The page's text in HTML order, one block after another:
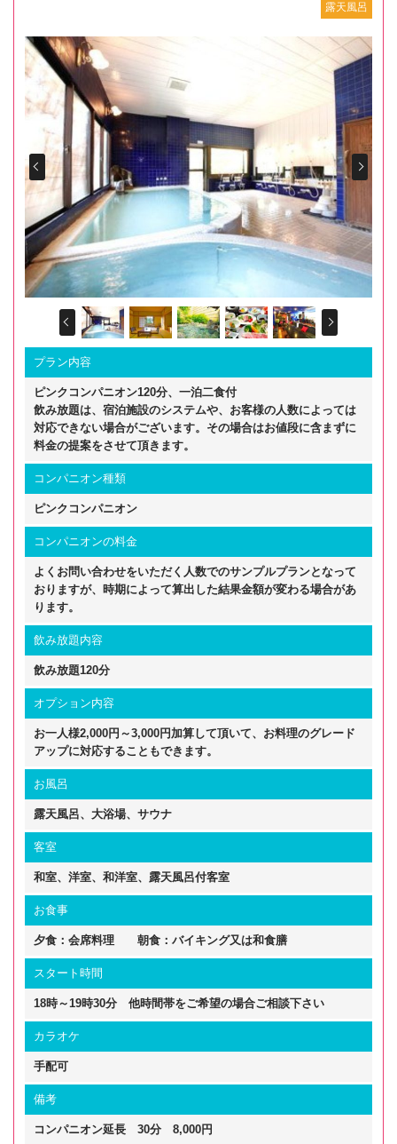
露天風呂
Prev
Prev
プラン内容
ピンクコンパニオン120分、一泊二食付
飲み放題は、宿泊施設のシステムや、お客様の人数によっては
対応できない場合がございます。その場合はお値段に含まずに
料金の提案をさせて頂きます。
コンパニオン種類
ピンクコンパニオン
コンパニオンの料金
よくお問い合わせをいただく人数でのサンプルプランとなって
おりますが、時期によって算出した結果金額が変わる場合があ
ります。
飲み放題内容
飲み放題120分
オプション内容
お一人様2,000円～3,000円加算して頂いて、お料理のグレード
アップに対応することもできます。
お風呂
露天風呂、大浴場、サウナ
客室
和室、洋室、和洋室、露天風呂付客室
お食事
夕食：会席料理 朝食：バイキング又は和食膳
スタート時間
18時～19時30分 他時間帯をご希望の場合ご相談下さい
カラオケ
手配可
備考
コンパニオン延長 30分 8,000円